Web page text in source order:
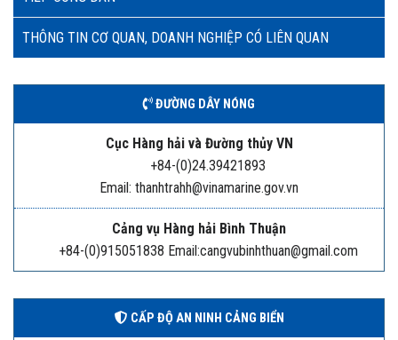
THÔNG TIN CƠ QUAN, DOANH NGHIỆP CÓ LIÊN QUAN
ĐƯỜNG DÂY NÓNG
Cục Hàng hải và Đường thủy VN
+84-(0)24.39421893
Email: thanhtrahh@vinamarine.gov.vn
Cảng vụ Hàng hải Bình Thuận
+84-(0)915051838 Email:cangvubinhthuan@gmail.com
CẤP ĐỘ AN NINH CẢNG BIỂN